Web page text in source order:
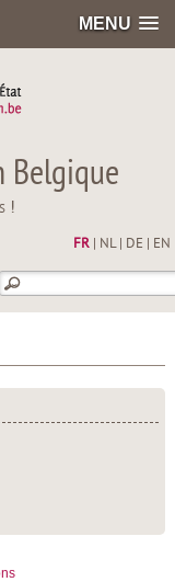
MENU
Belgique
!
FR| NL| DE EN